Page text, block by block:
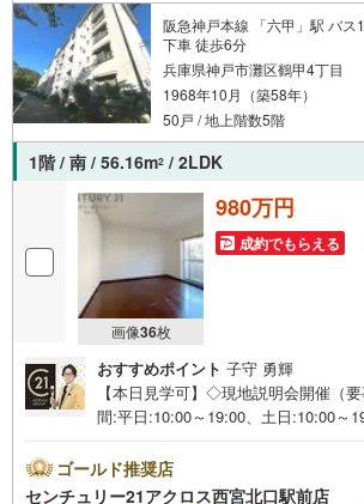
阪急神戸本線 「六甲」駅 バス
下車 徒歩6分
兵庫県神戸市灘区鶴甲4丁目
1968年10月（築58年）
50戸 / 地上階数5階
1階 / 南 / 56.16m2 / 2LDK
画像36枚
980万円
成約でもらえる
おすすめポイント 子守 勇輝
【本日見学可】◇現地説明会開催（
間:平日:10:00～19:00、土日:10:00～
な高台のひな壇に位置する団地型集合
バルコニーにつき陽当たり良好。リフ
ゴールド推奨店
センチュリー21アクロス西宮北口駅前店